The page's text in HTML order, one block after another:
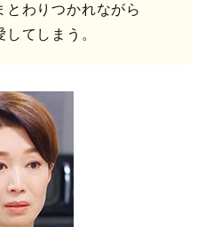
とわりつかれながら
てしまう。